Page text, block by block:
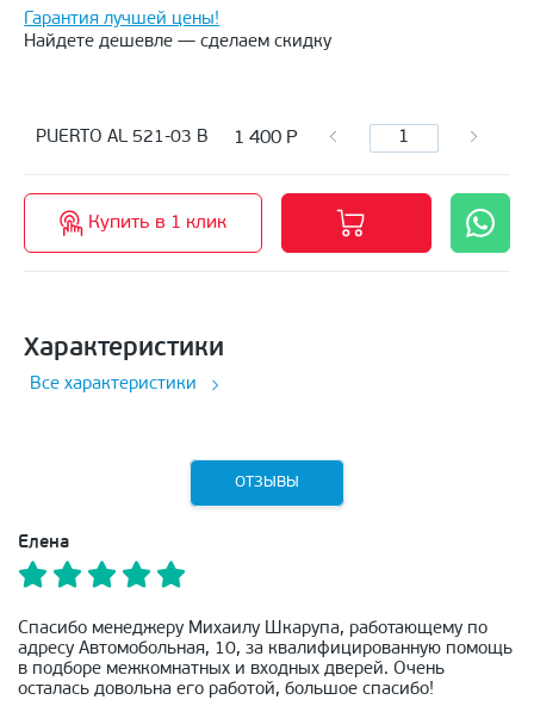
Гарантия лучшей цены!
Найдете дешевле — сделаем скидку
PUERTO AL 521-03 B 1 400 Р
Купить в 1 клик
Характеристики
Все характеристики
ОТЗЫВЫ
Елена
Спасибо менеджеру Михаилу Шкарупа, работающему по
адресу Автомобольная, 10, за квалифицированную помощь
в подборе межкомнатных и входных дверей. Очень
осталась довольна его работой, большое спасибо!